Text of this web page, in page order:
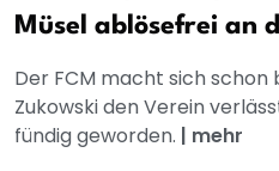
Müsel ablösefrei an
Der FCM macht sich
Zukowski den Verein
fündig geworden. | mehr